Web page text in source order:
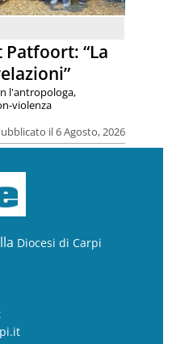
Patfoort: “La
il 6 Agosto, 2026
l'antropologa,
violenza
Diocesi di Carpi